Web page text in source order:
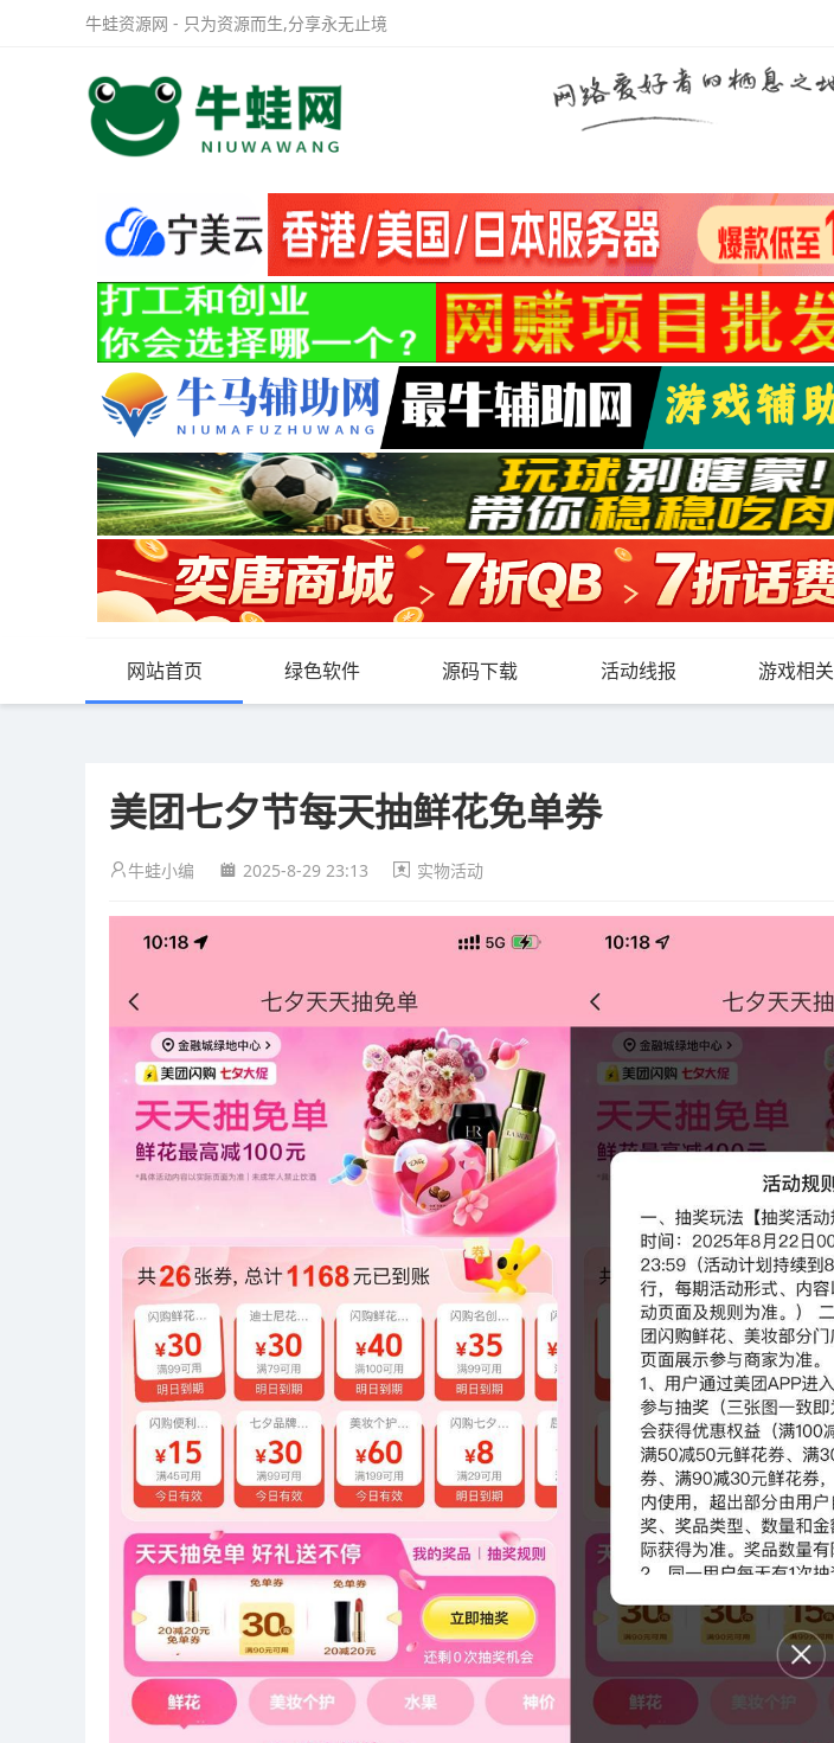
牛蛙资源网 - 只为资源而生,分享永无止境
网站首页 绿色软件 源码下载 活动线报 游戏相关
美团七夕节每天抽鲜花免单券
牛蛙小编 2025-8-29 23:13 实物活动